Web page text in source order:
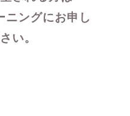
ニングにお申し
い。